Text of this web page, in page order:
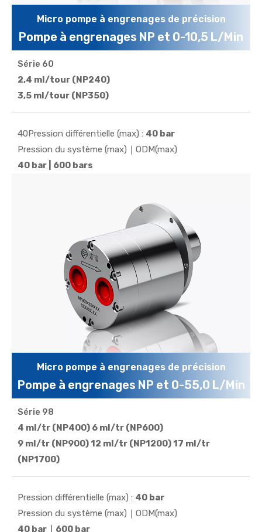
à une résistance à la pression de 450 bars, il est
doté d'engrenages PEEK résistants à l'usure et
d'arbres en céramique sur 1 à 4 000 tr/min...
Micro pompe à engrenages de précision
Pompe à engrenages NP et 0-10,5 L/Min
Série 60
2,4 ml/tour (NP240)
3,5 ml/tour (NP350)
40Pression différentielle (max) : 40 bar
Pression du système (max)｜ODM(max)
40 bar | 600 bars
ISO, RoHS et REACH. Utilisé dans les énergies
nouvelles, le médical, l'industrie, la réfrigération, la
protection incendie, l'agriculture...
Micro pompe à engrenages de précision
Pompe à engrenages NP et 0-55,0 L/Min
Série 98
4 ml/tr (NP400) 6 ml/tr (NP600)
9 ml/tr (NP900) 12 ml/tr (NP1200) 17 ml/tr
(NP1700)
Pression différentielle (max) : 40 bar
Pression du système (max)｜ODM(max)
40 bar｜600 bar